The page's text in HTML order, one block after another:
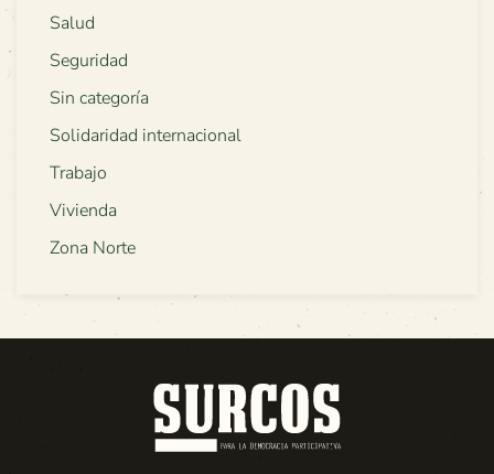
Salud
Seguridad
Sin categoría
Solidaridad internacional
Trabajo
Vivienda
Zona Norte